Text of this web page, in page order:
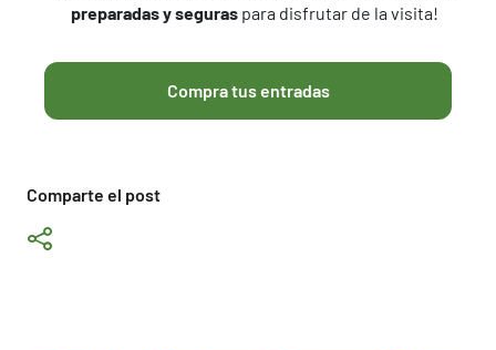
Comparte el post
preparadas y seguras para disfrutar de la visita!
Compra tus entradas